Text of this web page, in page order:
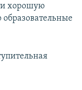
хорошую